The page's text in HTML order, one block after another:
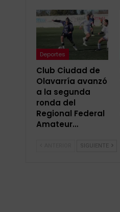
Deportes
Club Ciudad de
Olavarría avanzó
a la segunda
ronda del
Regional Federal
Amateur…
SIGUIENTE